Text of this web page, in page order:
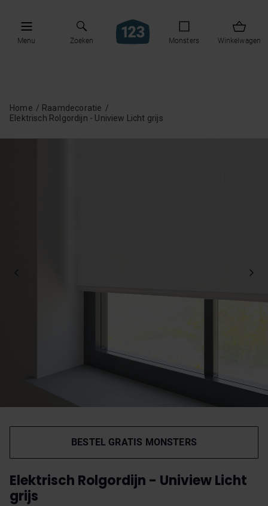
Menu Zoeken Monsters Winkelwagen
Home
Raamdecoratie
Elektrisch Rolgordijn - Uniview Licht grijs
BESTEL GRATIS MONSTERS
Elektrisch Rolgordijn - Uniview Licht
grijs